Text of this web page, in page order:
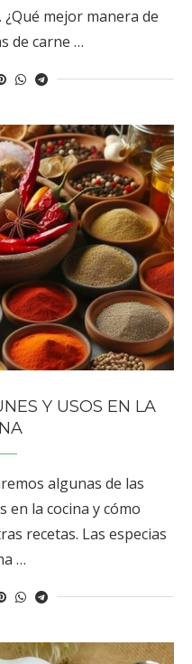
mejor manera de
de carne …
Y USOS EN LA
algunas de las
en la cocina y cómo
recetas. Las especias
…